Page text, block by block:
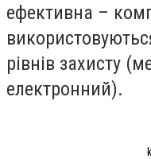
ефективна –
рівнів захисту
електронний).